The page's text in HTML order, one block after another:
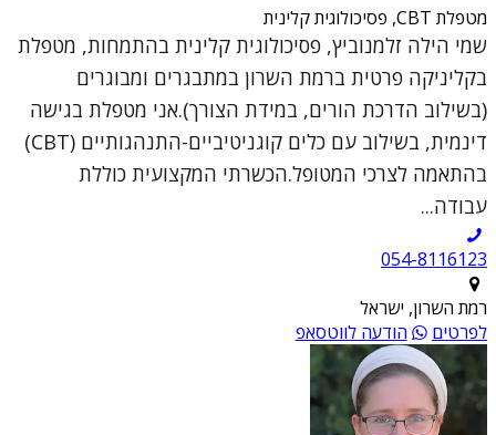
מטפלת CBT, פסיכולוגית קלינית
שמי הילה זלמנוביץ, פסיכולוגית קלינית בהתמחות, מטפלת
בקליניקה פרטית ברמת השרון במתבגרים ומבוגרים
(בשילוב הדרכת הורים, במידת הצורך).אני מטפלת בגישה
דינמית, בשילוב עם כלים קוגניטיביים-התנהגותיים (CBT)
בהתאמה לצרכי המטופל.הכשרתי המקצועית כוללת
עבודה...
054-8116123
רמת השרון, ישראל
לפרטים
הודעה לווטסאפ